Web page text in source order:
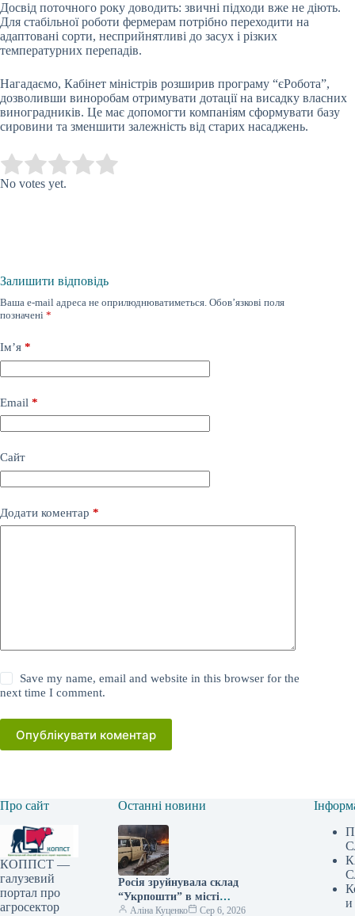
Досвід поточного року доводить: звичні підходи вже не діють.
Для стабільної роботи фермерам потрібно переходити на
адаптовані сорти, несприйнятливі до засух і різких
температурних перепадів.
Нагадаємо, Кабінет міністрів розширив програму “єРобота”,
дозволивши виноробам отримувати дотації на висадку власних
виноградників. Це має допомогти компаніям сформувати базу
сировини та зменшити залежність від старих насаджень.
Rate this item:
No votes yet.
Залишити відповідь
Ваша e-mail адреса не оприлюднюватиметься. Обов’язкові поля
позначені *
Ім’я *
Email *
Сайт
Додати коментар *
Save my name, email and website in this browser for the
next time I comment.
Опублікувати коментар
Про сайт
КОППСТ —
галузевий
портал про
агросектор
Останні новини
Росія зруйнувала склад
“Укрпошти” в місті
Павлоград: є жертви та
Аліна Куценко Сер 6, 2026
и